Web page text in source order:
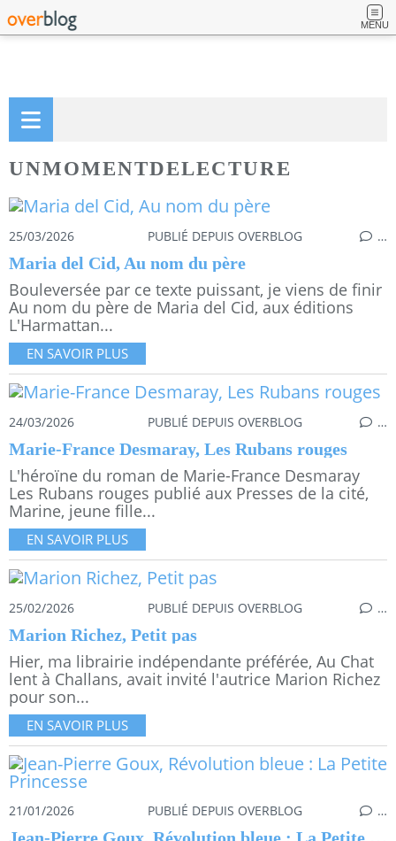
MENU
UNMOMENTDELECTURE
25/03/2026 PUBLIÉ DEPUIS OVERBLOG …
Maria del Cid, Au nom du père
Bouleversée par ce texte puissant, je viens de finir
Au nom du père de Maria del Cid, aux éditions
L'Harmattan...
EN SAVOIR PLUS
24/03/2026 PUBLIÉ DEPUIS OVERBLOG …
Marie-France Desmaray, Les Rubans rouges
L'héroïne du roman de Marie-France Desmaray
Les Rubans rouges publié aux Presses de la cité,
Marine, jeune fille...
EN SAVOIR PLUS
25/02/2026 PUBLIÉ DEPUIS OVERBLOG …
Marion Richez, Petit pas
Hier, ma librairie indépendante préférée, Au Chat
lent à Challans, avait invité l'autrice Marion Richez
pour son...
EN SAVOIR PLUS
21/01/2026 PUBLIÉ DEPUIS OVERBLOG …